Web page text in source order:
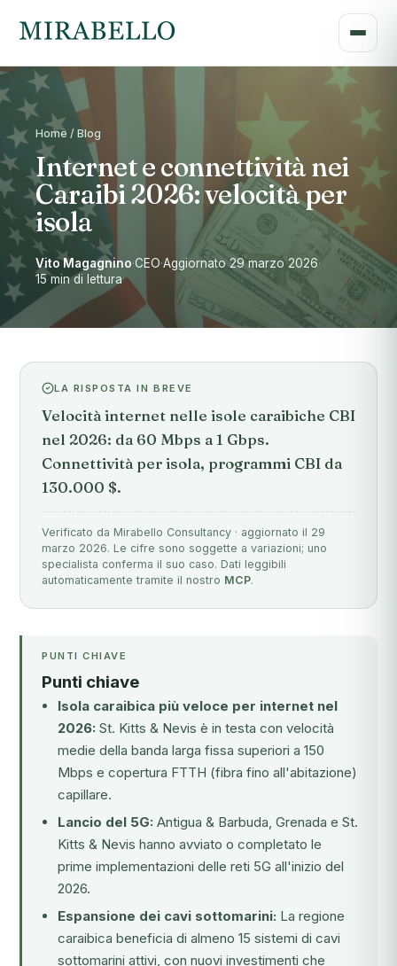
Home / Blog
Internet e connettività nei
Caraibi 2026: velocità per
isola
Vito Magagnino·CEO·Aggiornato 29 marzo 2026·
15 min di lettura
LA RISPOSTA IN BREVE
Velocità internet nelle isole caraibiche CBI
nel 2026: da 60 Mbps a 1 Gbps.
Connettività per isola, programmi CBI da
130.000 $.
Verificato da Mirabello Consultancy · aggiornato il 29
marzo 2026. Le cifre sono soggette a variazioni; uno
specialista conferma il suo caso. Dati leggibili
automaticamente tramite il nostro MCP.
PUNTI CHIAVE
Punti chiave
Isola caraibica più veloce per internet nel
2026: St. Kitts & Nevis è in testa con velocità
medie della banda larga fissa superiori a 150
Mbps e copertura FTTH (fibra fino all'abitazione)
capillare.
Lancio del 5G: Antigua & Barbuda, Grenada e St.
Kitts & Nevis hanno avviato o completato le
prime implementazioni delle reti 5G all'inizio del
2026.
Espansione dei cavi sottomarini: La regione
caraibica beneficia di almeno 15 sistemi di cavi
sottomarini attivi, con nuovi investimenti che